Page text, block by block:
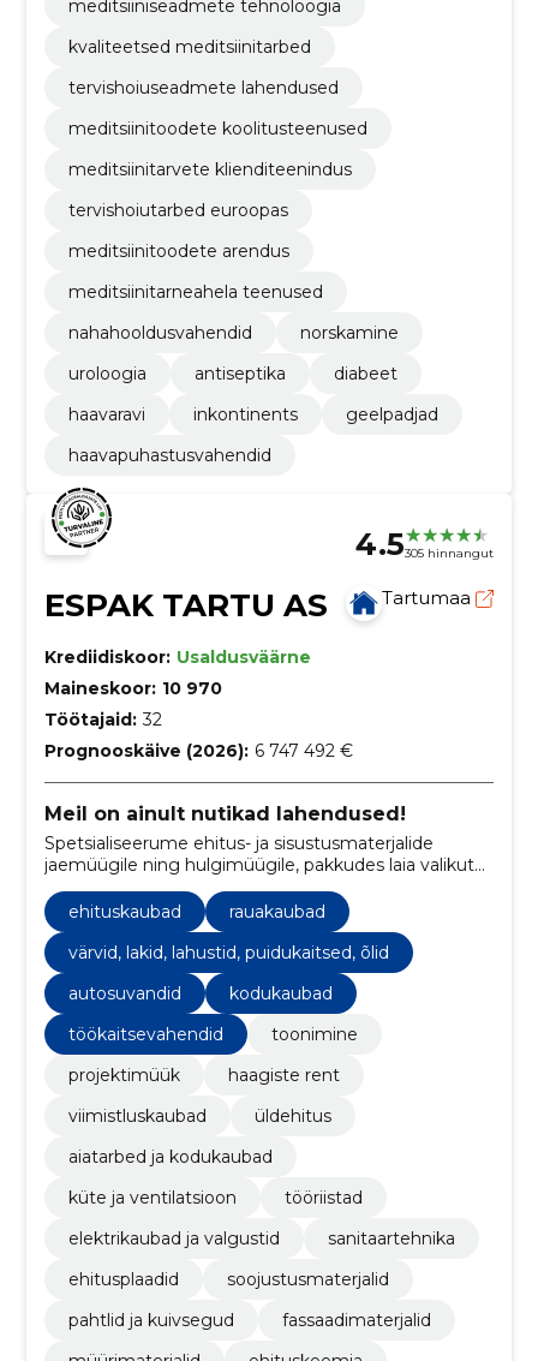
meditsiiniseadmete tehnoloogia
kvaliteetsed meditsiinitarbed
tervishoiuseadmete lahendused
meditsiinitoodete koolitusteenused
meditsiinitarvete klienditeenindus
tervishoiutarbed euroopas
meditsiinitoodete arendus
meditsiinitarneahela teenused
nahahooldusvahendid
norskamine
uroloogia
antiseptika
diabeet
haavaravi
inkontinents
geelpadjad
haavapuhastusvahendid
4.5305 hinnangut
ESPAK TARTU AS Tartumaa
Krediidiskoor: Usaldusväärne
Maineskoor: 10 970
Töötajaid: 32
Prognooskäive (2026): 6 747 492 €
Meil on ainult nutikad lahendused!
Spetsialiseerume ehitus- ja sisustusmaterjalide
jaemüügile ning hulgimüügile, pakkudes laia valikut
viimistlusmaterjalidest kuni sanitaartehnika,
elektrikaupade ja aiatoodeteni.
ehituskaubad
rauakaubad
värvid, lakid, lahustid, puidukaitsed, õlid
autosuvandid
kodukaubad
töökaitsevahendid
toonimine
projektimüük
haagiste rent
viimistluskaubad
üldehitus
aiatarbed ja kodukaubad
küte ja ventilatsioon
tööriistad
elektrikaubad ja valgustid
sanitaartehnika
ehitusplaadid
soojustusmaterjalid
pahtlid ja kuivsegud
fassaadimaterjalid